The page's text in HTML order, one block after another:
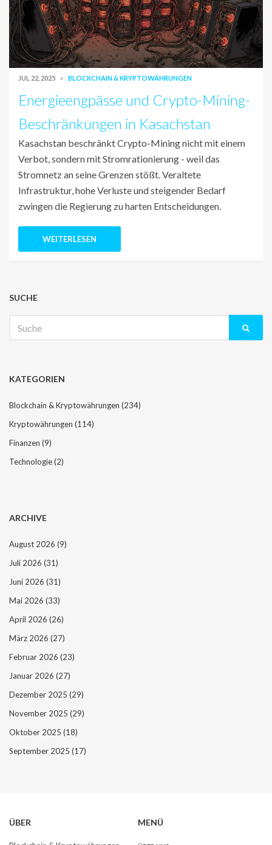
JUL 22, 2025 BLOCKCHAIN & KRYPTOWÄHRUNGEN
Energieengpässe und Crypto-Mining-
Beschränkungen in Kasachstan
Kasachstan beschränkt Crypto-Mining nicht mit einem
Verbot, sondern mit Stromrationierung - weil das
Stromnetz an seine Grenzen stößt. Veraltete
Infrastruktur, hohe Verluste und steigender Bedarf
zwingen die Regierung zu harten Entscheidungen.
WEITERLESEN
SUCHE
nach:
KATEGORIEN
Blockchain & Kryptowährungen (234)
Kryptowährungen (114)
Finanzen (9)
Technologie(2)
ARCHIVE
August 2026 (9)
Juli 2026 (31)
Juni 2026 (31)
Mai 2026 (33)
April 2026 (26)
März 2026 (27)
Februar 2026 (23)
Januar 2026 (27)
Dezember 2025 (29)
November 2025 (29)
Oktober 2025 (18)
September 2025 (17)
ÜBER MENÜ